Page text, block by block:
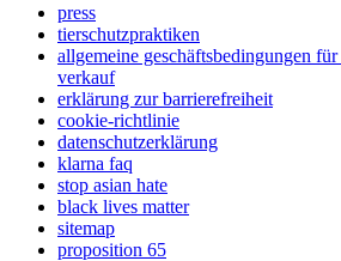
press
tierschutzpraktiken
allgemeine geschäftsbedingungen
verkauf
erklärung zur barrierefreiheit
cookie-richtlinie
datenschutzerklärung
klarna faq
stop asian hate
black lives matter
sitemap
proposition 65